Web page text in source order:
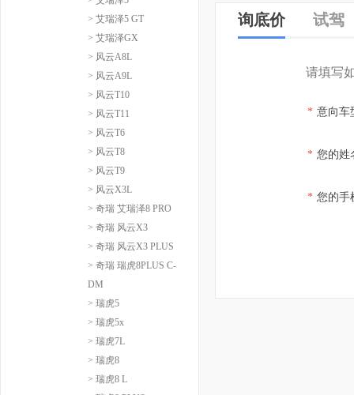
> 艾瑞泽5 GT
> 艾瑞泽GX
> 风云A8L
> 风云A9L
> 风云T10
> 风云T11
> 风云T6
> 风云T8
> 风云T9
> 风云X3L
> 奇瑞 艾瑞泽8 PRO
> 奇瑞 风云X3
> 奇瑞 风云X3 PLUS
> 奇瑞 瑞虎8PLUS C-
DM
> 瑞虎5
> 瑞虎5x
> 瑞虎7L
> 瑞虎8
> 瑞虎8 L
询底价 试驾
请填写
* 意向车
* 您的姓
* 您的手